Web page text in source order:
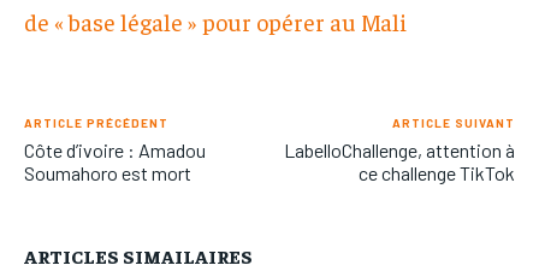
de « base légale » pour opérer au Mali
ARTICLE PRÉCÉDENT
Côte d’ivoire : Amadou
Soumahoro est mort
ARTICLE SUIVANT
LabelloChallenge, attention à
ce challenge TikTok
ARTICLES SIMAILAIRES